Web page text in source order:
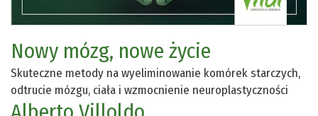
Nowy mózg, nowe życie
Skuteczne metody na wyeliminowanie komórek starczych,
odtrucie mózgu, ciała i wzmocnienie neuroplastyczności